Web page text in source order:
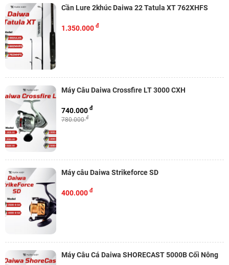
Cần Lure 2khúc Daiwa 22 Tatula XT 762XHFS
1.350.000 đ
Máy Câu Daiwa Crossfire LT 3000 CXH
780.000đ
740.000 đ
Máy câu Daiwa Strikeforce SD
400.000 đ
Máy Câu Cá Daiwa SHORECAST 5000B Cối Nông